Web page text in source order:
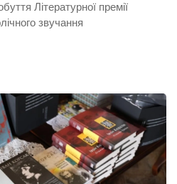
Літературної премії
звучання